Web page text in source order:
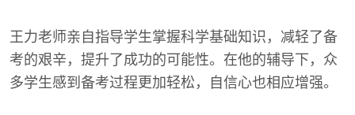
王力老师亲自指导学生掌握科学基础知识，减轻了备
考的艰辛，提升了成功的可能性。在他的辅导下，众
多学生感到备考过程更加轻松，自信心也相应增强。